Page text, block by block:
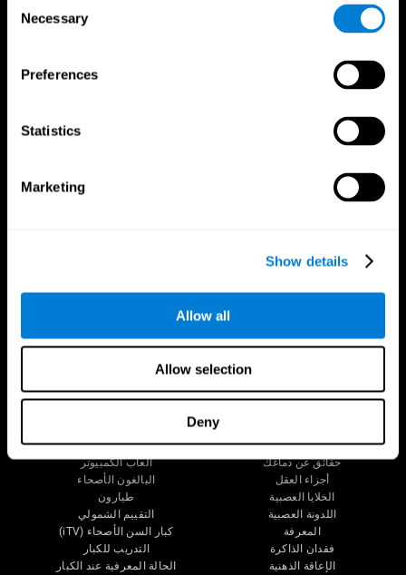
Selection
Necessary
Preferences
Statistics
Marketing
Show details
Allow all
Allow selection
Deny
العقل والدماغ
حقائق عن دماغك
أجزاء العقل
الخلايا العصبية
اللدونة العصبية
المعرفة
فقدان الذاكرة
الإعاقة الذهنية
التحقق من صحة العلاجات الرقمية
ألعاب الكمبيوتر
البالغون الأصحاء
طيارون
التقييم الشمولي
كبار السن الأصحاء (iTV)
التدريب للكبار
الحالة المعرفية عند الكبار